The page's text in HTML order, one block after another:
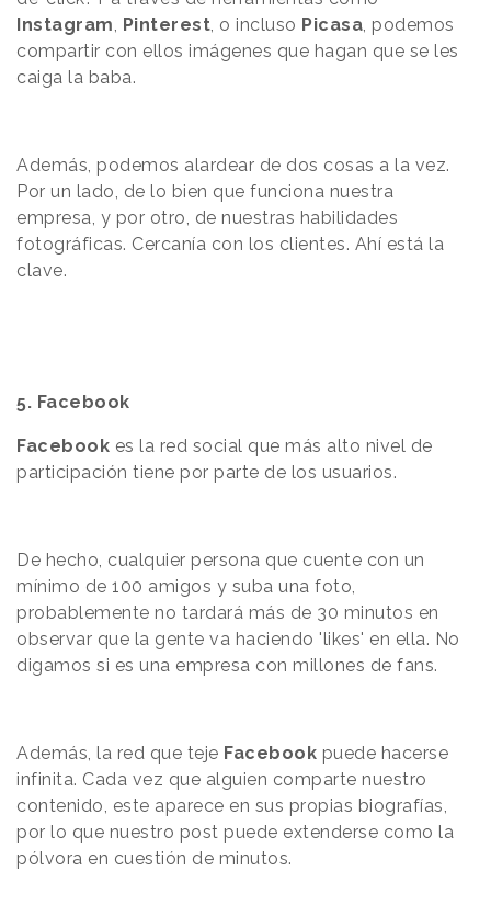
Instagram Pinterest , o incluso Picasa , podemos
compartir con ellos imágenes que hagan que se les
caiga la baba.
Además, podemos alardear de dos cosas a la vez.
Por un lado, de lo bien que funciona nuestra
empresa, y por otro, de nuestras habilidades
fotográficas. Cercanía con los clientes. Ahí está la
clave.
5. Facebook
Facebook es la red social que más alto nivel de
participación tiene por parte de los usuarios.
De hecho, cualquier persona que cuente con un
mínimo de 100 amigos y suba una foto,
probablemente no tardará más de 30 minutos en
observar que la gente va haciendo 'likes' en ella. No
digamos si es una empresa con millones de fans.
Además, la red que teje Facebook puede hacerse
infinita. Cada vez que alguien comparte nuestro
contenido, este aparece en sus propias biografías,
por lo que nuestro post puede extenderse como la
pólvora en cuestión de minutos.